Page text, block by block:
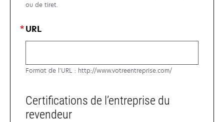
ou de tiret.
URL
Format de l’URL : http://www.votreentreprise.com/
Certifications de l’entreprise du
revendeur